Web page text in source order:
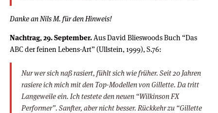
Danke an Nils M. für den Hinweis!
Nachtrag, 29. September. Aus David Blieswoods Buch “Das
ABC der feinen Lebens-Art” (Ullstein, 1999), S.76:
Nur wer sich naß rasiert, fühlt sich wie früher. Seit 20 Jahren
rasiere ich mich mit den Top-Modellen von Gillette. Da tritt
Langeweile ein. Ich testete den neuen “Wilkinson FX
Performer”. Sanfter, aber nicht besser. Rückkehr zu “Gillette